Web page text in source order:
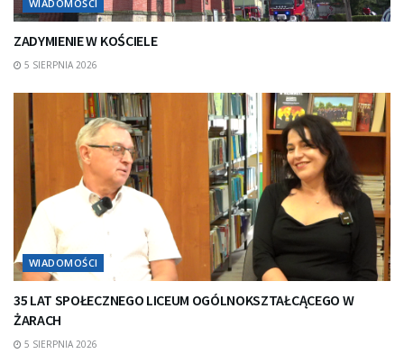
WIADOMOŚCI
ZADYMIENIE W KOŚCIELE
5 SIERPNIA 2026
WIADOMOŚCI
35 LAT SPOŁECZNEGO LICEUM OGÓLNOKSZTAŁCĄCEGO W
ŻARACH
5 SIERPNIA 2026